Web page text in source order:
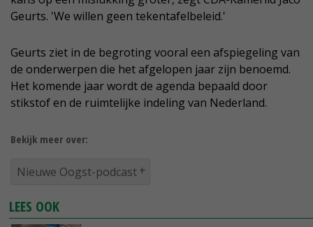
Geurts. 'We willen geen tekentafelbeleid.'
Geurts ziet in de begroting vooral een afspiegeling van
de onderwerpen die het afgelopen jaar zijn benoemd.
Het komende jaar wordt de agenda bepaald door
stikstof en de ruimtelijke indeling van Nederland.
Bekijk meer over:
Nieuwe Oogst-podcast
LEES OOK